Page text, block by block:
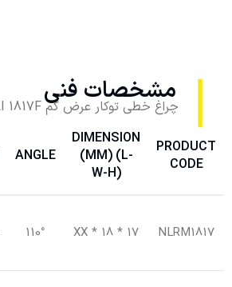
مشخصات فنی
چراغ خطی توکار عرض کم MILI 1817F
PRODUCT
CODE
DIMENSION
(MM) (L-
W-H)
ANGLE
NLRM1817
XX * 18 * 17
110°